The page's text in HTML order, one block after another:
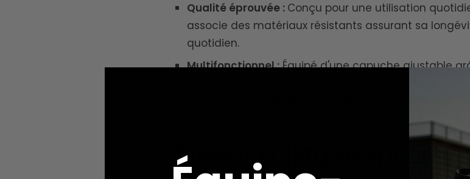
Qualité éprouvée : Conçu pour une utilisation
associe des matériaux résistants assurant sa
quotidien.
Multifonctionnel :Équipé d'une capuche ajustable
Sweat militaire